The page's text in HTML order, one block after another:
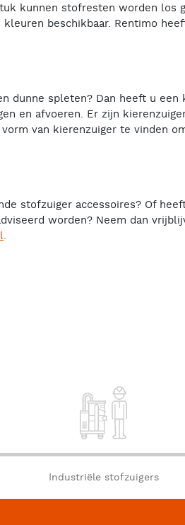
kunnen stofresten worden
beschikbaar. Rentimo
spleten? Dan heeft u een
en afvoeren. Er zijn
van kierenzuiger te vinden
stofzuiger accessoires? Of
worden? Neem dan
.
Industriële stofzuigers